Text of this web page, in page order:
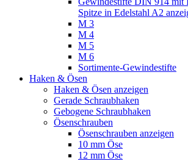
Spitze in Edelstahl A2
M 3
M 4
M 5
M 6
Sortimente-Gewindestifte
Haken & Ösen
Haken & Ösen anzeigen
Gerade Schraubhaken
Gebogene Schraubhaken
Ösenschrauben
Ösenschrauben anzeigen
10 mm Öse
12 mm Öse